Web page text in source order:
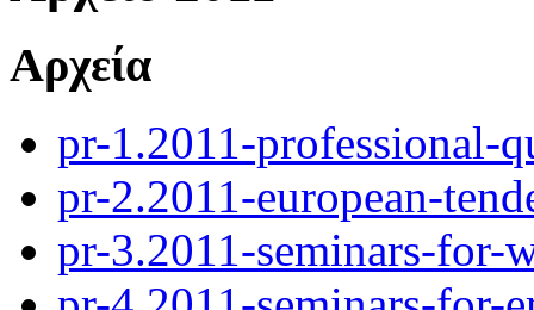
Αρχεία
pr-1.2011-professional-
pr-2.2011-european-
pr-3.2011-seminars-for-